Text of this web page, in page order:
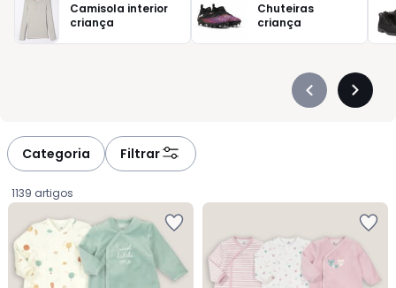
Camisola interior
criança
Chuteiras
criança
Précédent
Categoria Filtrar
1139 artigos